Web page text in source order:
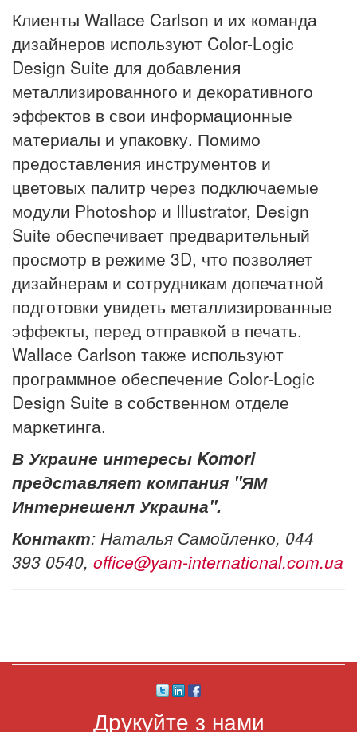
Клиенты Wallace Carlson и их команда
дизайнеров используют Color-Logic
Design Suite для добавления
металлизированного и декоративного
эффектов в свои информационные
материалы и упаковку. Помимо
предоставления инструментов и
цветовых палитр через подключаемые
модули Photoshop и Illustrator, Design
Suite обеспечивает предварительный
просмотр в режиме 3D, что позволяет
дизайнерам и сотрудникам допечатной
подготовки увидеть металлизированные
эффекты, перед отправкой в печать.
Wallace Carlson также используют
программное обеспечение Color-Logic
Design Suite в собственном отделе
маркетинга.
В Украине интересы Komori
представляет компания "ЯМ
Интернешенл Украина".
Контакт: Наталья Самойленко, 044
393 0540, office@yam-international.com.ua
Друкуйте з нами